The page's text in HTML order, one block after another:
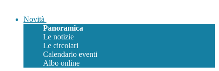
Novità
Panoramica
Le notizie
Le circolari
Calendario eventi
Albo online